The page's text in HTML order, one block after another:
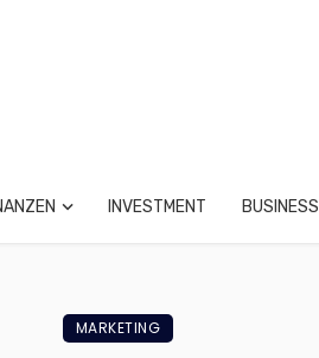
INVESTMENT BUSINESS
MARKETING